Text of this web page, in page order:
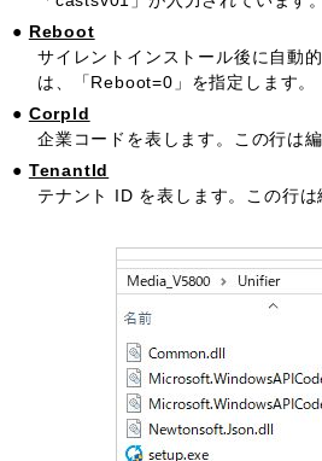
Reboot
サイレントインストール後に自動
は、「Reboot=0」を指定します。
CorpId
企業コードを表します。この行は編
TenantId
テナント ID を表します。この行は